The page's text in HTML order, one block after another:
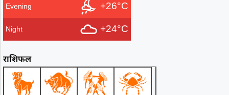
Evening +26°C
Night +24°C
राशिफल